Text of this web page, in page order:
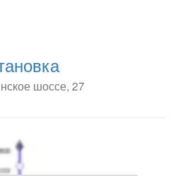
шоссе, 27